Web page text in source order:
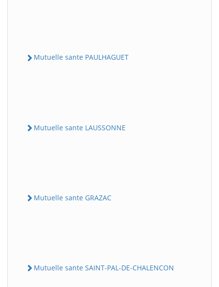
Mutuelle sante PAULHAGUET
Mutuelle sante LAUSSONNE
Mutuelle sante GRAZAC
Mutuelle sante SAINT-PAL-DE-CHALENCON